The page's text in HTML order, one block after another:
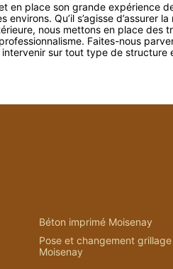
en place son grande expérience
environs. Qu’il s’agisse
nous mettons en place des
Faites-nous
intervenir sur tout type de structure
Béton imprimé Moisenay
Pose et changement
Moisenay